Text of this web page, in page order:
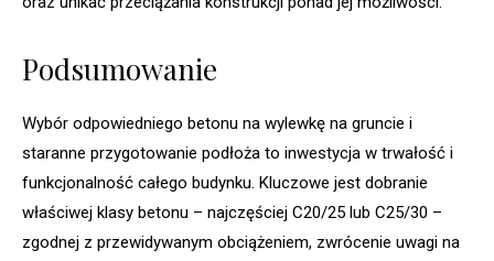
Podsumowanie
Wybór odpowiedniego betonu na wylewkę na gruncie i
staranne przygotowanie podłoża to inwestycja w trwałość i
funkcjonalność całego budynku. Kluczowe jest dobranie
właściwej klasy betonu – najczęściej C20/25 lub C25/30 –
zgodnej z przewidywanym obciążeniem, zwrócenie uwagi na